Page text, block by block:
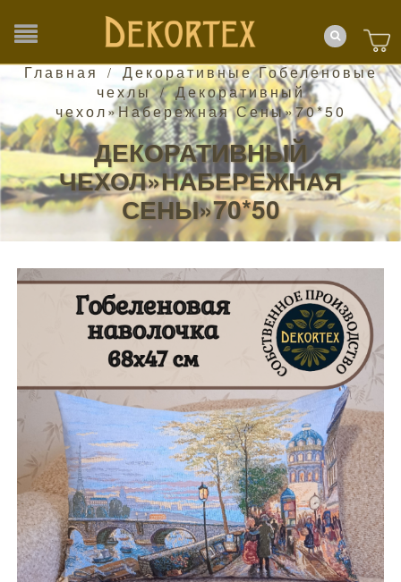
Главная /
Декоративные Гобеленовые
чехлы /Декоративный
чехол»Набережная Сены»70*50
ДЕКОРАТИВНЫЙ
ЧЕХОЛ»НАБЕРЕЖНАЯ
СЕНЫ»70*50